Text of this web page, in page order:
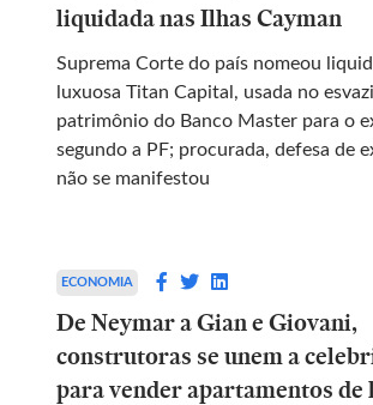
liquidada nas Ilhas Cayman
Suprema Corte do país nomeou
luxuosa Titan Capital, usada no
patrimônio do Banco Master para o
segundo a PF; procurada, defesa de
não se manifestou
ECONOMIA
De Neymar a Gian e Giovani,
construtoras se unem a
para vender apartamentos de